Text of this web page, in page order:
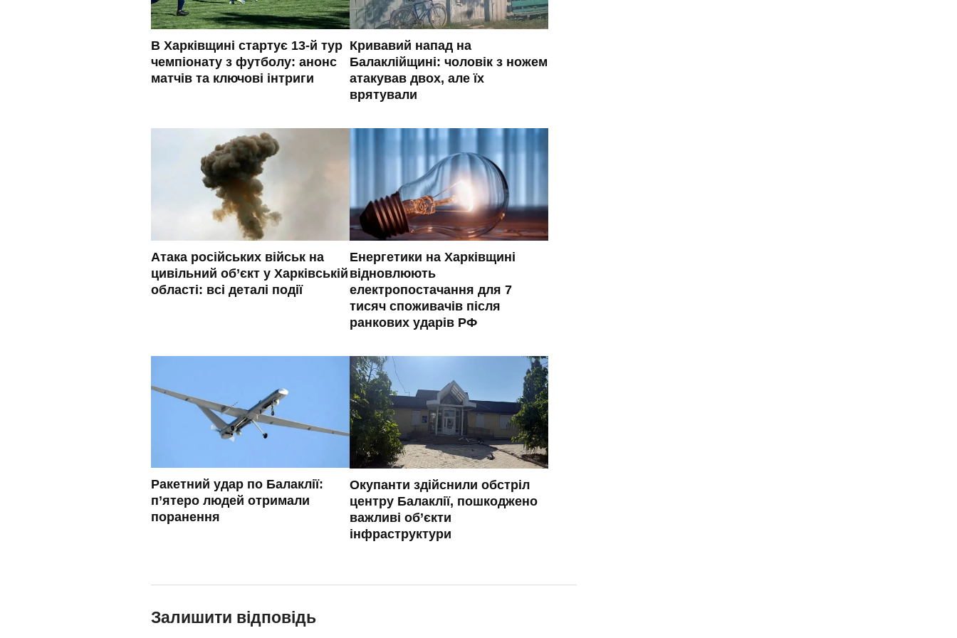
В Харківщині стартує 13-й тур
чемпіонату з футболу: анонс
матчів та ключові інтриги
Кривавий напад на
Балаклійщині: чоловік з ножем
атакував двох, але їх
врятували
Атака російських військ на
цивільний об’єкт у Харківській
області: всі деталі події
Енергетики на Харківщині
відновлюють
електропостачання для 7
тисяч споживачів після
ранкових ударів РФ
Ракетний удар по Балаклії:
п’ятеро людей отримали
поранення
Окупанти здійснили обстріл
центру Балаклії, пошкоджено
важливі об’єкти
інфраструктури
Залишити відповідь